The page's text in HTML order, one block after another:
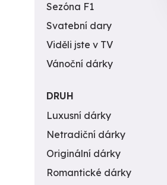
Sezóna F1
Svatební dary
Viděli jste v TV
Vánoční dárky
DRUH
Luxusní dárky
Netradiční dárky
Originální dárky
Romantické dárky